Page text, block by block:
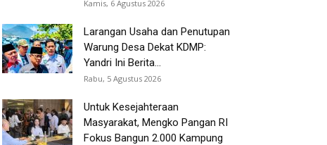
Kamis, 6 Agustus 2026
Larangan Usaha dan Penutupan
Warung Desa Dekat KDMP:
Yandri Ini Berita...
Rabu, 5 Agustus 2026
Untuk Kesejahteraan
Masyarakat, Mengko Pangan RI
Fokus Bangun 2.000 Kampung